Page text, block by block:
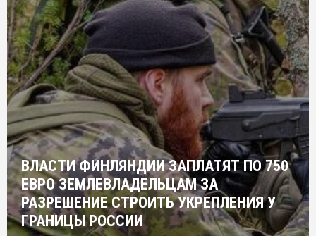
ВЛАСТИ ФИНЛЯНДИИ ЗАПЛАТЯТ ПО 750
ЕВРО ЗЕМЛЕВЛАДЕЛЬЦАМ ЗА
РАЗРЕШЕНИЕ СТРОИТЬ УКРЕПЛЕНИЯ У
ГРАНИЦЫ РОССИИ